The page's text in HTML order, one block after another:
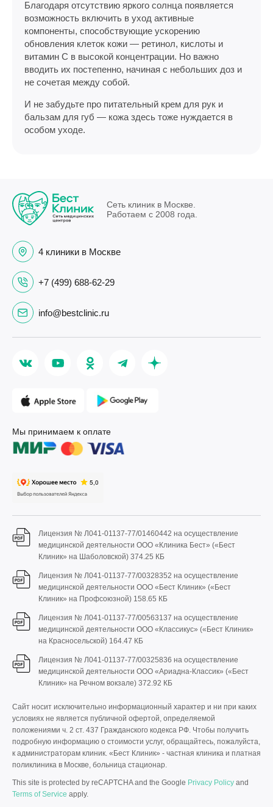
Благодаря отсутствию яркого солнца появляется
возможность включить в уход активные
компоненты, способствующие ускорению
обновления клеток кожи — ретинол, кислоты и
витамин С в высокой концентрации. Но важно
вводить их постепенно, начиная с небольших доз и
не сочетая между собой.
И не забудьте про питательный крем для рук и
бальзам для губ — кожа здесь тоже нуждается в
особом уходе.
Сеть клиник в Москве.
Работаем с 2008 года.
4 клиники в Москве
+7 (499) 688-62-29
info@bestclinic.ru
Мы принимаем к оплате
Лицензия № Л041-01137-77/01460442 на осуществление
медицинской деятельности ООО «Клиника Бест» («Бест
Клиник» на Шаболовской) 374.25 КБ
Лицензия № Л041-01137-77/00328352 на осуществление
медицинской деятельности ООО «Бест Клиник» («Бест
Клиник» на Профсоюзной) 158.65 КБ
Лицензия № Л041-01137-77/00563137 на осуществление
медицинской деятельности ООО «Классикус» («Бест Клиник»
на Красносельской) 164.47 КБ
Лицензия № Л041-01137-77/00325836 на осуществление
медицинской деятельности ООО «Ариадна-Классик» («Бест
Клиник» на Речном вокзале) 372.92 КБ
Сайт носит исключительно информационный характер и ни при каких
условиях не является публичной офертой, определяемой
положениями ч. 2 ст. 437 Гражданского кодекса РФ. Чтобы получить
подробную информацию о стоимости услуг, обращайтесь, пожалуйста,
к администраторам клиник. «Бест Клиник» - частная клиника и платная
поликлиника в Москве, больница стационар.
This site is protected by reCAPTCHA and the Google Privacy Policy and
Terms of Service apply.